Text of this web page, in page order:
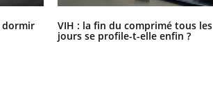
dormir VIH : la fin du comprimé tous les
jours se profile-t-elle enfin ?